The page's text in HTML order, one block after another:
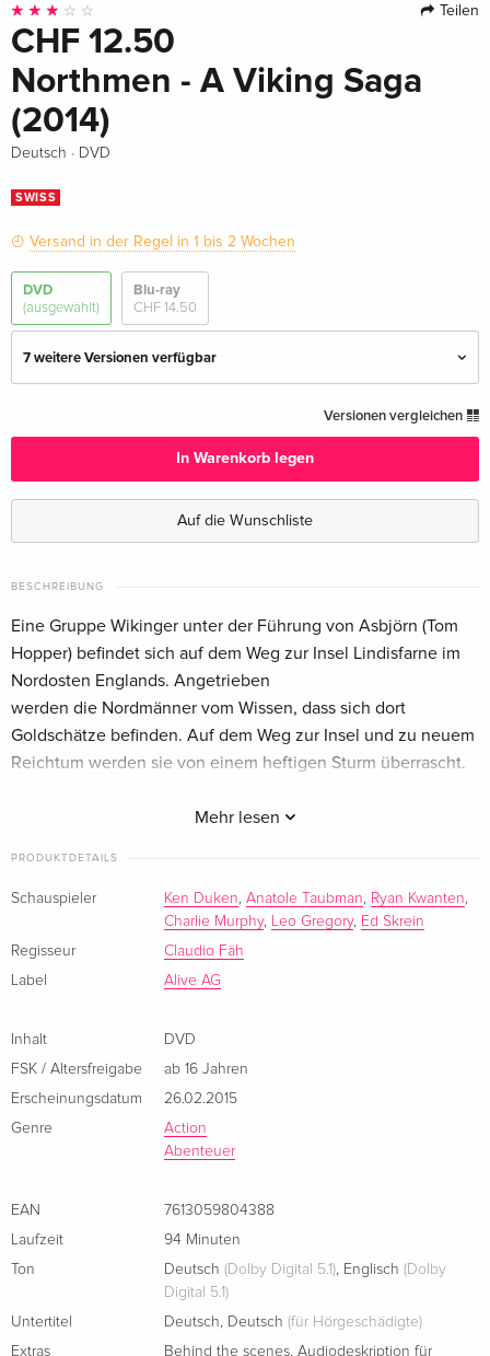
Teilen
CHF 12.50
Northmen - A Viking Saga
(2014)
Deutsch · DVD
SWISS
Versand in der Regel in 1 bis 2 Wochen
DVD
(ausgewählt)
Blu-ray
CHF 14.50
7 weitere Versionen verfügbar
CHF 12.50
Cover C, Limited Edition, Mediabook, 2 Blu-
CHF 21.50
Cover B, Limited Edition, Mediabook, 2 Blu-
Deutsch
Cover A, Limited Edition, Mediabook, 2 Blu-
rays + DVD
Standard Edition
Italienisch
vergriffen
Versionen vergleichen
In Warenkorb legen
Auf die Wunschliste
BESCHREIBUNG
Mehr lesen
Eine Gruppe Wikinger unter der Führung von Asbjörn (Tom
Hopper) befindet sich auf dem Weg zur Insel Lindisfarne im
Nordosten Englands. Angetrieben
werden die Nordmänner vom Wissen, dass sich dort
Goldschätze befinden. Auf dem Weg zur Insel und zu neuem
Reichtum werden sie von einem heftigen Sturm überrascht.
Gebiet. Der nächstgelegene Stützpunkt Danelag ist weit
Wikingern. Sie wurden entsandt von Dunchaid (Danny
Keogh), dem König der Schotten, der seine enormen
Reichtümer schützen will. Unterstützung erhalten die
Wikinger von dem geheimnisvollen Mönch Conrall (Ryan
seine wahren Motive verbirgt. Fortan bestreiten die tapferen
Krieger einen blutigen Kampf um Leben und Tod in den
Highlands, Wäldern und Sümpfen Schottlands.
PRODUKTDETAILS
Schauspieler Ken Duken, Anatole Taubman, Ryan Kwanten,
Charlie Murphy, Leo Gregory, Ed Skrein
Regisseur
Claudio Fäh
Label
Alive AG
Inhalt
DVD
FSK / Altersfreigabe
ab 16 Jahren
Erscheinungsdatum
26.02.2015
Genre
Action
Abenteuer
EAN
7613059804388
Laufzeit
94 Minuten
Ton
Deutsch (Dolby Digital 5.1), Englisch (Dolby
Digital 5.1)
Untertitel
Deutsch, Deutsch (für Hörgeschädigte)
Extras
Behind the scenes, Audiodeskription für